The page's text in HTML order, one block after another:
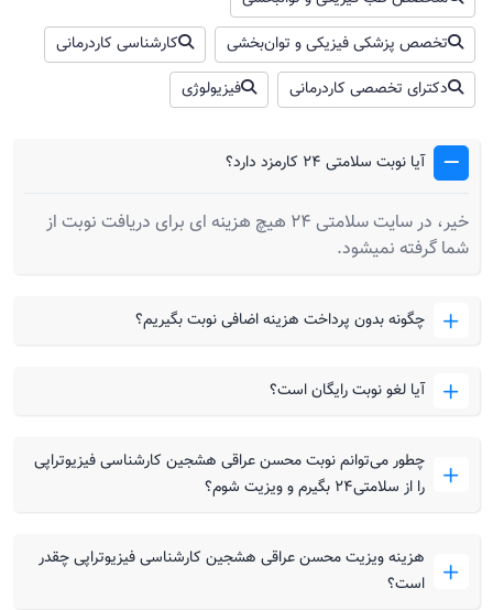
تخصص پزشکی فیزیکی و توان‌بخشی
کارشناسی کاردرمانی
دکترای تخصصی کاردرمانی
فیزیولوژی
آیا نوبت سلامتی 24 کارمزد دارد؟
خیر، در سایت سلامتی 24 هیچ هزینه ای برای دریافت نوبت از
شما گرفته نمیشود.
چگونه بدون پرداخت هزینه اضافی نوبت بگیریم؟
آیا لغو نوبت رایگان است؟
چطور می‌توانم نوبت محسن عراقی هشجین کارشناسی فیزیوتراپی
را از سلامتی۲۴ بگیرم و ویزیت شوم؟
هزینه ویزیت محسن عراقی هشجین کارشناسی فیزیوتراپی چقدر
است؟